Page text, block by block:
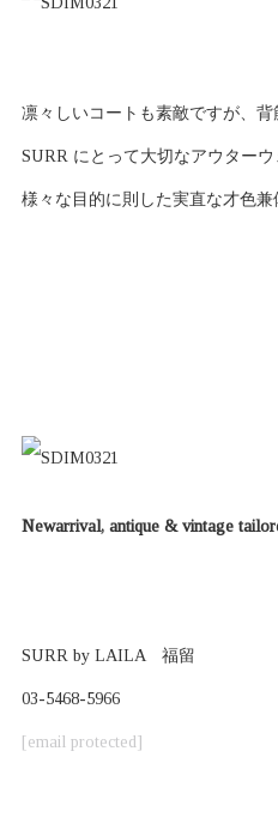
凛々しいコートも素敵ですが、
SURR にとって大切なアウターウ
様々な目的に則した実直な才色兼
Newarrival, antique & vintage
SURR by LAILA 福留
03-5468-5966
[email protected]